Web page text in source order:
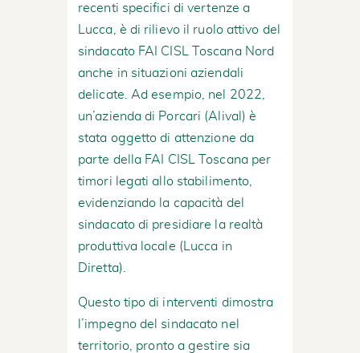
recenti specifici di vertenze a
Lucca, è di rilievo il ruolo attivo del
sindacato FAI CISL Toscana Nord
anche in situazioni aziendali
delicate. Ad esempio, nel 2022,
un’azienda di Porcari (Alival) è
stata oggetto di attenzione da
parte della FAI CISL Toscana per
timori legati allo stabilimento,
evidenziando la capacità del
sindacato di presidiare la realtà
produttiva locale ( Lucca in
Diretta).
Questo tipo di interventi dimostra
l’impegno del sindacato nel
territorio, pronto a gestire sia